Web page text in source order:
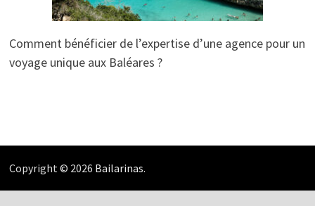
Comment bénéficier de l’expertise d’une agence pour un
voyage unique aux Baléares ?
Copyright © 2026 Bailarinas.